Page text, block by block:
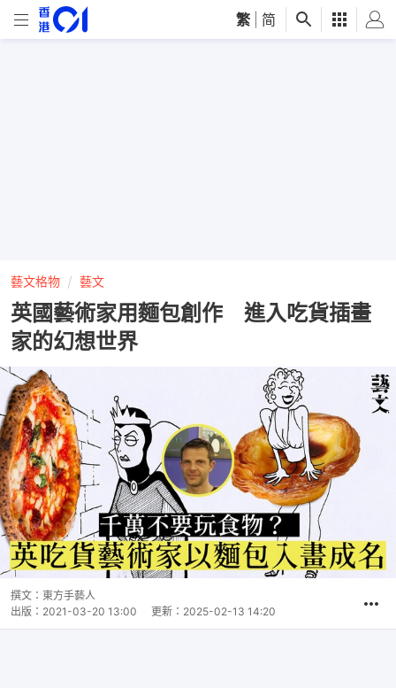
繁 简
藝文格物 藝文
英國藝術家用麵包創作 進入吃貨插畫
家的幻想世界
撰文： 東方手藝人
出版： 2021-03-20 13:00 更新： 2025-02-13 14:20